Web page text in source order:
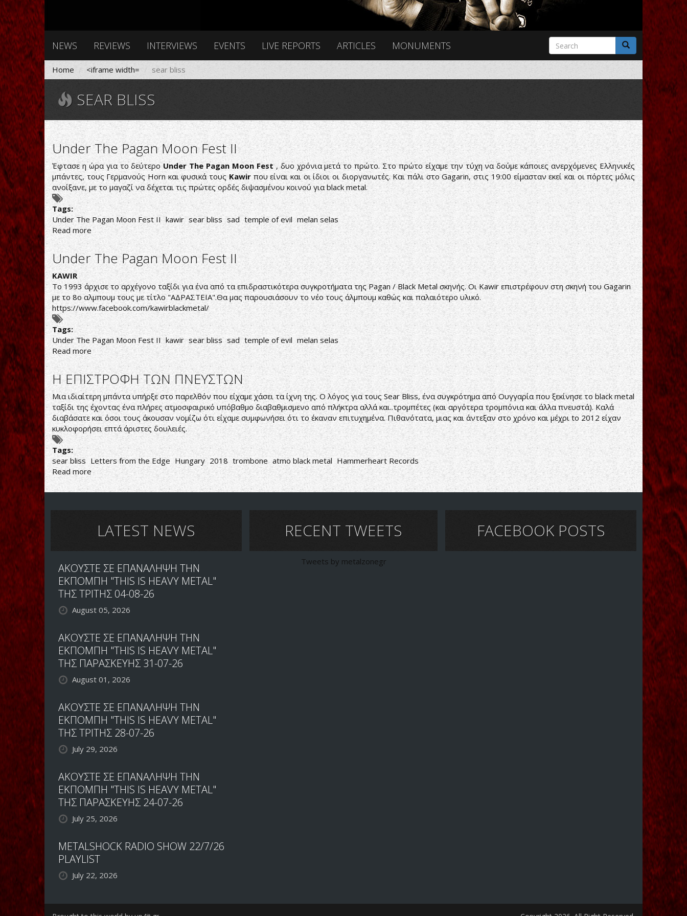
NEWS REVIEWS INTERVIEWS EVENTS LIVE REPORTS ARTICLES MONUMENTS
Search
form
Search
Home <iframe width= sear bliss
SEAR BLISS
Under The Pagan Moon Fest II
Έφτασε η ώρα για το δεύτεροUnder The Pagan Moon Fest, δυο χρόνια μετά το πρώτο. Στο πρώτο είχαμε την τύχη να δούμε κάποιες ανερχόμενες Ελληνικές
μπάντες, τους Γερμανούς Horn και φυσικά τουςKawir που είναι και οι ίδιοι οι διοργανωτές. Και πάλι στο Gagarin, στις 19:00 είμασταν εκεί και οι πόρτες μόλις
ανοίξανε, με το μαγαζί να δέχεται τις πρώτες ορδές διψασμένου κοινού για black metal.
Tags:
Under The Pagan Moon Fest II kawir sear bliss sad temple of evil melan selas
Read more about
Under
The
Pagan
Moon
Fest
II
Under The Pagan Moon Fest II
KAWIR
Tο 1993 άρχισε το αρχέγονο ταξίδι για ένα από τα επιδραστικότερα συγκροτήματα της Pagan / Black Metal σκηνής. Οι Kawir επιστρέφουν στη σκηνή του Gagarin
με το 8ο αλμπουμ τους με τίτλο "ΑΔΡΑΣΤΕΙΑ".Θα μας παρουσιάσουν το νέο τους άλμπουμ καθώς και παλαιότερο υλικό.
https://www.facebook.com/kawirblackmetal/
Tags:
Under The Pagan Moon Fest II kawir sear bliss sad temple of evil melan selas
Read moreabout
Under
The
Pagan
Moon
Fest
II
Η ΕΠΙΣΤΡΟΦΗ ΤΩΝ ΠΝΕΥΣΤΩΝ
Μια ιδιαίτερη μπάντα υπήρξε στο παρελθόν που είχαμε χάσει τα ίχνη της. Ο λόγος για τους Sear Bliss, ένα συγκρότημα από Ουγγαρία που ξεκίνησε το black metal
ταξίδι της έχοντας ένα πλήρες ατμοσφαιρικό υπόβαθμο διαβαθμισμενο από πλήκτρα αλλά και..τρομπέτες (και αργότερα τρομπόνια και άλλα πνευστά). Καλά
διαβάσατε και όσοι τους άκουσαν νομίζω ότι είχαμε συμφωνήσει ότι το έκαναν επιτυχημένα. Πιθανότατα, μιας και άντεξαν στο χρόνο και μέχρι to 2012 είχαν
κυκλοφορήσει επτά άριστες δουλειές.
Tags:
sear bliss Letters from the Edge Hungary 2018 trombone atmo black metal Hammerheart Records
Read moreabout
Η
ΕΠΙΣΤΡΟΦΗ
LATEST NEWS
ΑΚΟΥΣΤΕ ΣΕ ΕΠΑΝΑΛΗΨΗ ΤΗΝ
ΕΚΠΟΜΠΗ "THIS IS HEAVY METAL"
ΤΗΣ ΤΡΙΤΗΣ 04-08-26
August 05, 2026
ΑΚΟΥΣΤΕ ΣΕ ΕΠΑΝΑΛΗΨΗ ΤΗΝ
ΕΚΠΟΜΠΗ "THIS IS HEAVY METAL"
ΤΗΣ ΠΑΡΑΣΚΕΥΗΣ 31-07-26
August 01, 2026
ΑΚΟΥΣΤΕ ΣΕ ΕΠΑΝΑΛΗΨΗ ΤΗΝ
ΕΚΠΟΜΠΗ "THIS IS HEAVY METAL"
ΤΗΣ ΤΡΙΤΗΣ 28-07-26
July 29, 2026
ΑΚΟΥΣΤΕ ΣΕ ΕΠΑΝΑΛΗΨΗ ΤΗΝ
ΕΚΠΟΜΠΗ "THIS IS HEAVY METAL"
ΤΗΣ ΠΑΡΑΣΚΕΥΗΣ 24-07-26
July 25, 2026
METALSHOCK RADIO SHOW 22/7/26
PLAYLIST
July 22, 2026
RECENT TWEETS
Tweets by metalzonegr
FACEBOOK POSTS